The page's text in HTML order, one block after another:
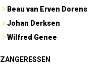
Beau van Erven Dorens
Johan Derksen
Wilfred Genee
ZANGERESSEN